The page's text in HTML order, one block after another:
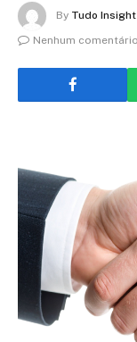
By Tudo Insight
Nenhum comentário